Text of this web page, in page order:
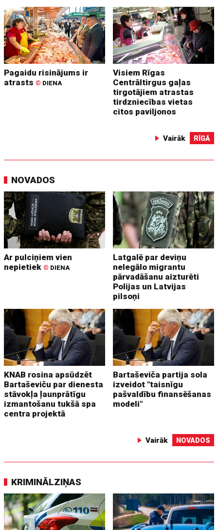
Pagaidu risinājums ir
atrasts © DIENA
Visiem Rīgas
Centrāltirgus gaļas
tirgotājiem atrastas
tirdzniecības vietas
citos paviljonos
Vairāk RĪGĀ
NOVADOS
Ar pulciņiem vien
nepietiek © DIENA
Latgalē par deviņu
nelegālo migrantu
pārvadāšanu aizturēti
Polijas un Latvijas
pilsoņi
KNAB rosina apsūdzēt
Bartaševiču par dienesta
stāvokļa ļaunprātīgu
izmantošanu tukšā spa
centra projektā
Bartaševiča partija sola
izveidot "taisnīgu
pašvaldību finansēšanas
modeli"
Vairāk NOVADOS
KRIMINĀLZIŅAS